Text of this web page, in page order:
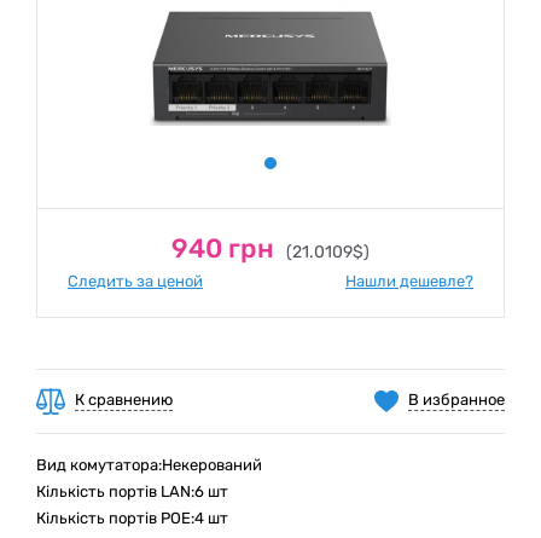
940 грн (21.0109$)
Следить за ценой Нашли дешевле?
В избранное
К сравнению
Вид комутатора:Некерований
Кількість портів LAN:6 шт
Кількість портів РOE:4 шт